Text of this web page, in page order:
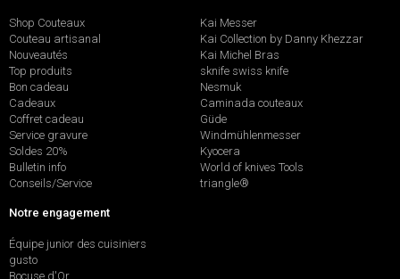
Shop Couteaux
Couteau artisanal
Nouveautés
Top produits
Bon cadeau
Cadeaux
Coffret cadeau
Service gravure
Soldes 20%
Bulletin info
Conseils/Service
Kai Messer
Kai Collection by Danny Khezzar
Kai Michel Bras
sknife swiss knife
Nesmuk
Caminada couteaux
Güde
Windmühlenmesser
Kyocera
World of knives Tools
triangle®
Notre engagement
Équipe junior des cuisiniers
gusto
Bocuse d'Or